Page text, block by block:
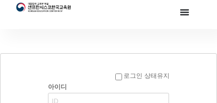
로그인 상태유지
아이디